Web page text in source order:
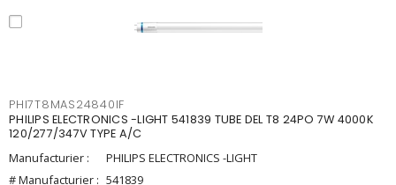
PHI7T8MAS24840IF
PHILIPS ELECTRONICS -LIGHT 541839 TUBE DEL T8 24PO 7W 4000K
120/277/347V TYPE A/C
Manufacturier :
PHILIPS ELECTRONICS -LIGHT
# Manufacturier : 541839